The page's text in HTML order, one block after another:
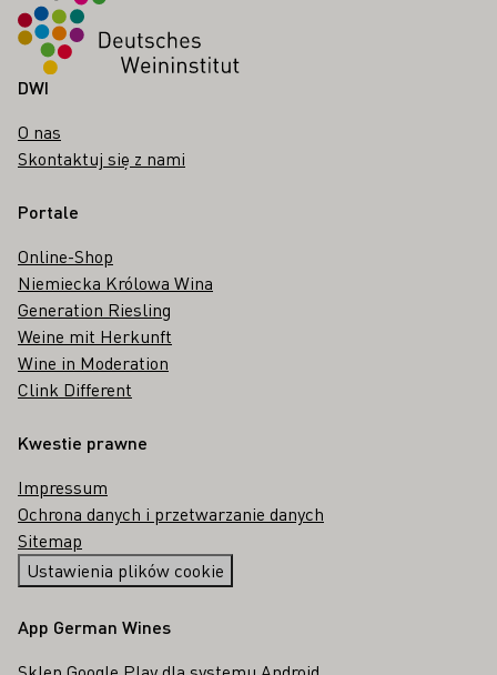
DWI
O nas
Skontaktuj się z nami
Portale
Online-Shop
Niemiecka Królowa Wina
Generation Riesling
Weine mit Herkunft
Wine in Moderation
Clink Different
Kwestie prawne
Impressum
Ochrona danych i przetwarzanie danych
Sitemap
Ustawienia plików cookie
App German Wines